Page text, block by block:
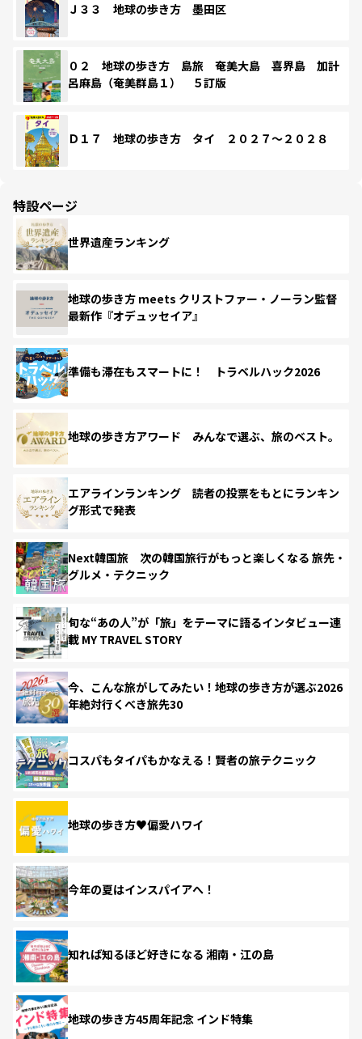
Ｊ３３ 地球の歩き方 墨田区
０２ 地球の歩き方 島旅 奄美大島 喜界島 加計
呂麻島（奄美群島１） ５訂版
Ｄ１７ 地球の歩き方 タイ ２０２７～２０２８
特設ページ
世界遺産ランキング
地球の歩き方 meets クリストファー・ノーラン監督
最新作『オデュッセイア』
準備も滞在もスマートに！ トラベルハック2026
地球の歩き方アワード みんなで選ぶ、旅のベスト。
エアラインランキング 読者の投票をもとにランキン
グ形式で発表
Next韓国旅 次の韓国旅行がもっと楽しくなる 旅先・
グルメ・テクニック
旬な“あの人”が「旅」をテーマに語るインタビュー連
載 MY TRAVEL STORY
今、こんな旅がしてみたい！地球の歩き方が選ぶ2026
年絶対行くべき旅先30
コスパもタイパもかなえる！賢者の旅テクニック
地球の歩き方♥偏愛ハワイ
今年の夏はインスパイアへ！
知れば知るほど好きになる 湘南・江の島
地球の歩き方45周年記念 インド特集